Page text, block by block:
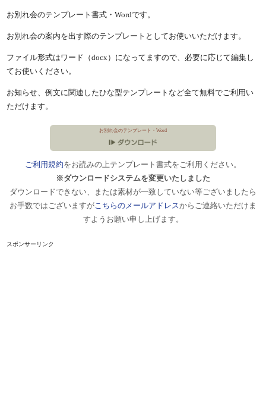
お別れ会のテンプレート書式・Wordです。
お別れ会の案内を出す際のテンプレートとしてお使いいただけます。
ファイル形式はワード（docx）になってますので、必要に応じて編集し
てお使いください。
お知らせ、例文に関連したひな型テンプレートなど全て無料でご利用い
ただけます。
お別れ会のテンプレート・Word
ご利用規約をお読みの上テンプレート書式をご利用ください。
※ダウンロードシステムを変更いたしました
ダウンロードできない、または素材が一致していない等ございましたら
お手数ではございますがこちらのメールアドレスからご連絡いただけま
すようお願い申し上げます。
スポンサーリンク